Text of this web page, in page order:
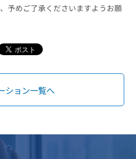
大阪06-6131-9960
〜18:00）
予めご了承くださいますようお願
ション一覧へ